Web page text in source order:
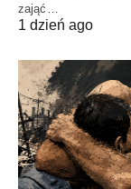
zająć…
1 dzień ago